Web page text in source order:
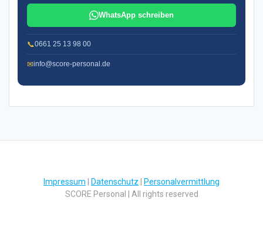
WhatsApp schreiben
📞0661 25 13 98 00
✉info@score-personal.de
Impressum Datenschutz
Personalvermittlung
SCORE Personal | All rights reserved